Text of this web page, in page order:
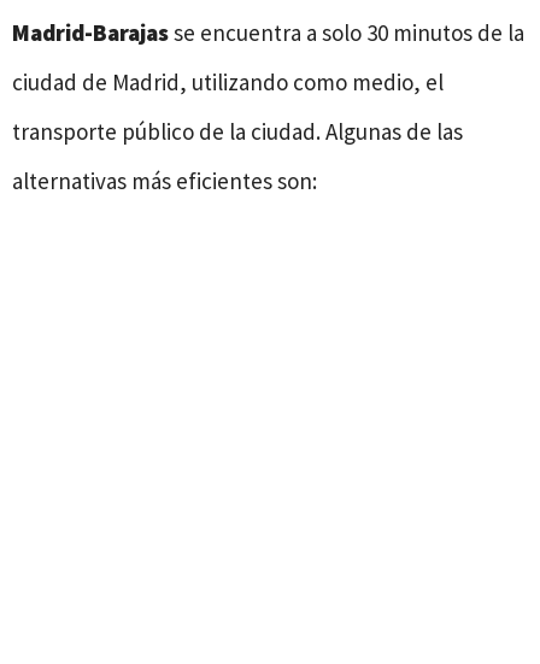
Madrid-Barajasse encuentra a solo 30 minutos de la
ciudad de Madrid, utilizando como medio, el
transporte público de la ciudad. Algunas de las
alternativas más eficientes son: